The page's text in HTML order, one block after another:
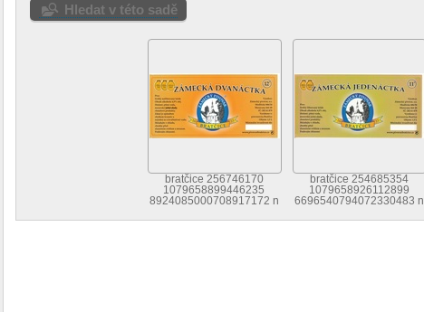
Hledat v této sadě
bratčice 256746170
1079658899446235
8924085000708917172 n
bratčice 254685354
1079658926112899
6696540794072330483 n